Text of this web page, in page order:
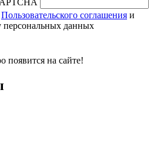
Пользовательского соглашения и
персональных данных
появится на сайте!